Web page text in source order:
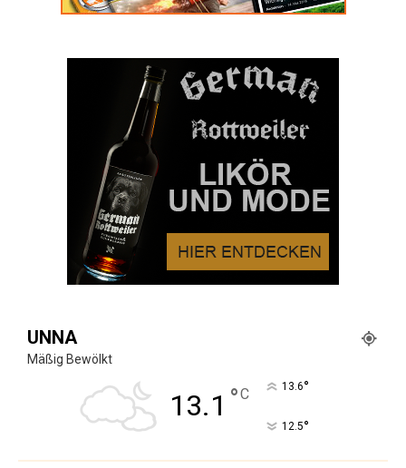
UNNA
Mäßig Bewölkt
13.1 °C 13.6°
12.5°